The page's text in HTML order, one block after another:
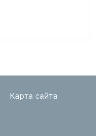
Карта сайта